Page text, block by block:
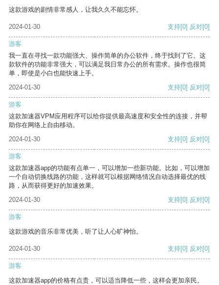
这款游戏的剧情非常感人，让我久久不能忘怀。
2024-01-30 支持[0] 反对[0]
游客
我一直在寻找一款功能强大、操作简单的办公软件，终于找到了它。这
款软件的功能非常强大，可以满足我日常办公的所有需求。操作也很简
单，即使是小白也能快速上手。
2024-01-30
支持[0] 反对[0]
游客
这款加速器VPM应用程序可以给你提供最高速度和安全性的连接，并帮
助你在网络上自由移动。
2024-01-30
支持[0] 反对[0]
游客
这款加速器app的功能有点单一，可以增加一些新功能。比如，可以增加
一个自动切换线路的功能，这样就可以根据网络情况自动选择最优的线
路，从而获得更好的加速效果。
2024-01-30
支持[0] 反对[0]
游客
这款游戏的音乐非常优美，听了让人心旷神怡。
2024-01-30 支持[0] 反对[0]
游客
这款加速器app的价格有点贵，可以适当降低一些，这样会更加亲民。